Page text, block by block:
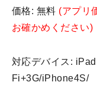
価格: 無料 (アプリ
お確かめください)
対応デバイス:
Fi+3G/iPhone4S/